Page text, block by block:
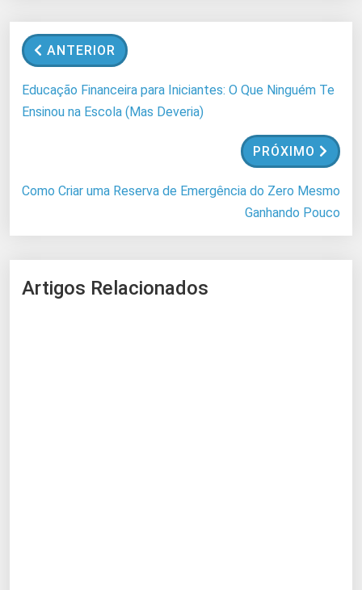
ANTERIOR
Educação Financeira para Iniciantes: O Que Ninguém Te
Ensinou na Escola (Mas Deveria)
PRÓXIMO
Como Criar uma Reserva de Emergência do Zero Mesmo
Ganhando Pouco
Artigos Relacionados